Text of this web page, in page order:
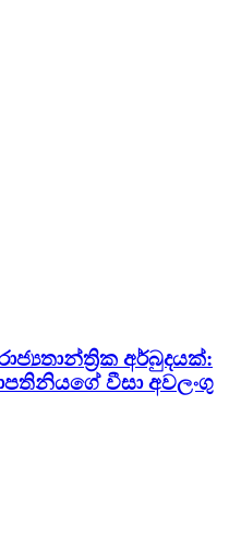
අර්බුදයක්:
වීසා අවලංගු